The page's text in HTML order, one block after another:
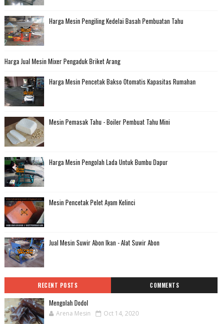
Harga Mesin Pengiling Kedelai Basah Pembuatan Tahu
Harga Jual Mesin Mixer Pengaduk Briket Arang
Harga Mesin Pencetak Bakso Otomatis Kapasitas Rumahan
Mesin Pemasak Tahu - Boiler Pembuat Tahu Mini
Harga Mesin Pengolah Lada Untuk Bumbu Dapur
Mesin Pencetak Pelet Ayam Kelinci
Jual Mesin Suwir Abon Ikan - Alat Suwir Abon
RECENT POSTS COMMENTS
Mengolah Dodol
Arena Mesin Oct 14, 2020